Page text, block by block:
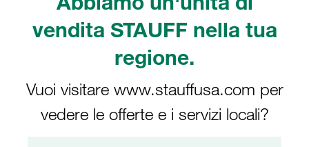
vendita STAUFF nella tua
regione.
Vuoi visitare www.stauffusa.com per
vedere le offerte e i servizi locali?
laser LasPaC I STAUFF
Download dei manuali di istruzioni per i contatori di
particelle laser LasPaC I e accessori